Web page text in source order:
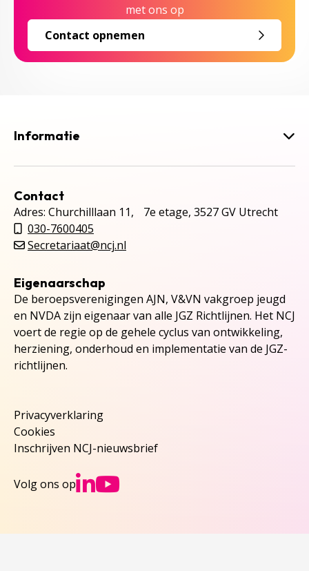
met ons op
Contact opnemen
Informatie
Contact
Adres: Churchilllaan 11, 7e etage, 3527 GV Utrecht
030-7600405
Secretariaat@ncj.nl
Eigenaarschap
De beroepsverenigingen AJN, V&VN vakgroep jeugd
en NVDA zijn eigenaar van alle JGZ Richtlijnen. Het NCJ
voert de regie op de gehele cyclus van ontwikkeling,
herziening, onderhoud en implementatie van de JGZ-
richtlijnen.
Privacyverklaring
Cookies
Inschrijven NCJ-nieuwsbrief
Volg ons op Ga naar NCJs